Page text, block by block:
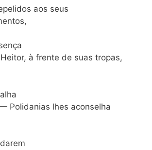
aos seus
à frente de suas tropas,
Polidanias lhes aconselha